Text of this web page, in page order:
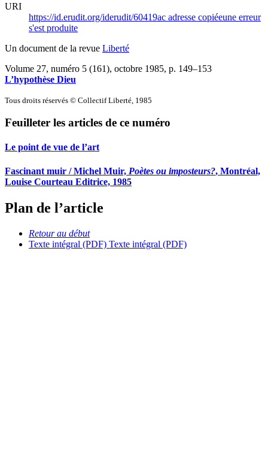
URI
https://id.erudit.org/iderudit/60419ac adresse copiéeune erreur
s'est produite
Un document de la revue Liberté
Volume 27, numéro 5 (161), octobre 1985, p. 149–153
L’hypothèse Dieu
Tous droits réservés © Collectif Liberté, 1985
Feuilleter les articles de ce numéro
Le point de vue de l’art
Fascinant muir / Michel Muir, Poètes ou imposteurs?, Montréal,
Louise Courteau Editrice, 1985
Plan de l’article
Retour au début
Texte intégral (PDF) Texte intégral (PDF)